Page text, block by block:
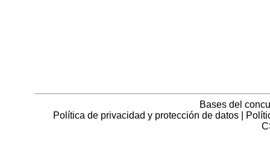
Bases del
Política de privacidad y protección de datos